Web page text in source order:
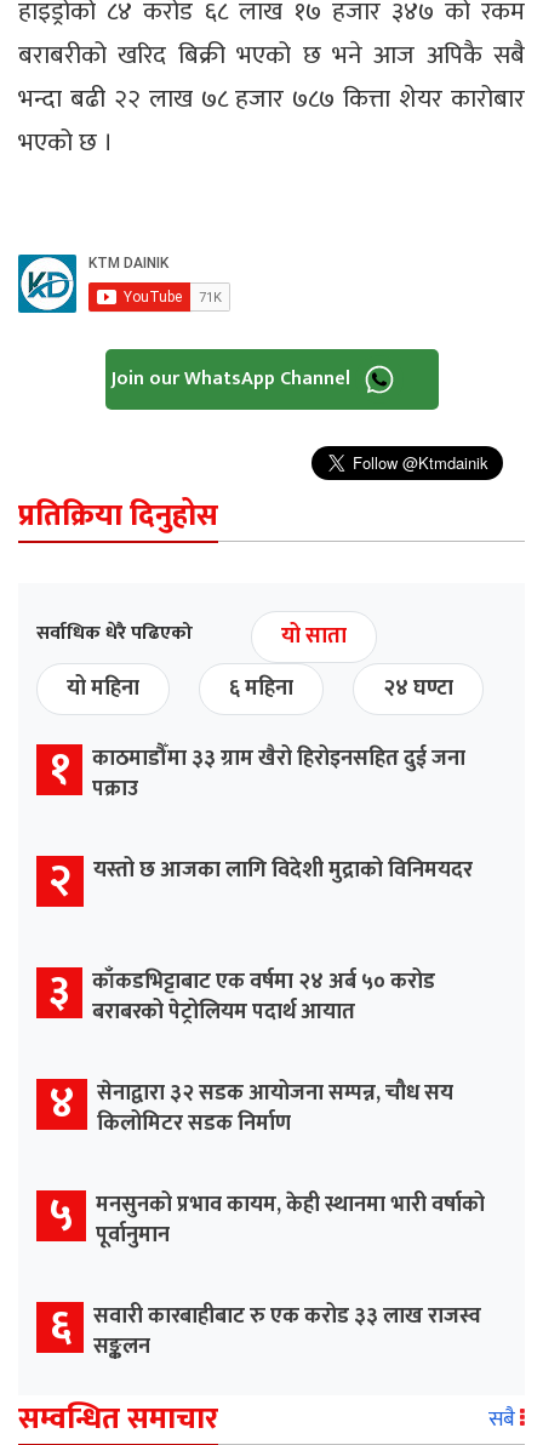
हाइड्रोको ८४ करोड ६८ लाख १७ हजार ३४७ को रकम
बराबरीको खरिद बिक्री भएको छ भने आज अपिकै सबै
भन्दा बढी २२ लाख ७८ हजार ७८७ कित्ता शेयर कारोबार
भएको छ ।
Join our WhatsApp Channel
प्रतिक्रिया दिनुहोस
सर्वाधिक धेरै पढिएको
यो साता
यो महिना
६ महिना २४ घण्टा
१ काठमाडौँमा ३३ ग्राम खैरो हिरोइनसहित दुई जना
पक्राउ
२ यस्तो छ आजका लागि विदेशी मुद्राको विनिमयदर
३ काँकडभिट्टाबाट एक वर्षमा २४ अर्ब ५० करोड
बराबरको पेट्रोलियम पदार्थ आयात
४ सेनाद्वारा ३२ सडक आयोजना सम्पन्न, चौध सय
किलोमिटर सडक निर्माण
५ मनसुनको प्रभाव कायम, केही स्थानमा भारी वर्षाको
पूर्वानुमान
६ सवारी कारबाहीबाट रु एक करोड ३३ लाख राजस्व
सङ्कलन
सम्वन्धित समाचार सबै